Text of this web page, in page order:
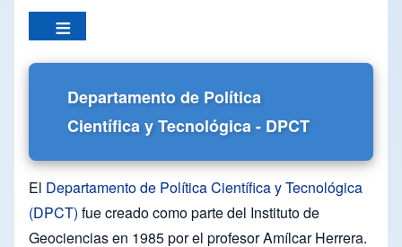
Departamento de Política
Científica y Tecnológica - DPCT
El Departamento de Política Científica y Tecnológica
(DPCT) fue creado como parte del Instituto de
Geociencias en 1985 por el profesor Amílcar Herrera.